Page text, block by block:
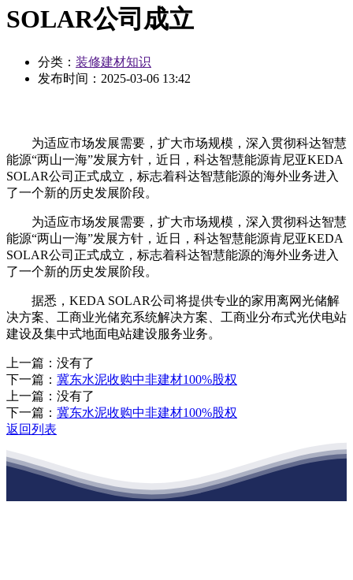
SOLAR公司成立
分类： 装修建材知识
发布时间： 2025-03-06 13:42
为适应市场发展需要，扩大市场规模，深入贯彻科达智慧
能源“两山一海”发展方针，近日，科达智慧能源肯尼亚KEDA
SOLAR公司正式成立，标志着科达智慧能源的海外业务进入
了一个新的历史发展阶段。
为适应市场发展需要，扩大市场规模，深入贯彻科达智慧
能源“两山一海”发展方针，近日，科达智慧能源肯尼亚KEDA
SOLAR公司正式成立，标志着科达智慧能源的海外业务进入
了一个新的历史发展阶段。
据悉，KEDA SOLAR公司将提供专业的家用离网光储解
决方案、工商业光储充系统解决方案、工商业分布式光伏电站
建设及集中式地面电站建设服务业务。
上一篇：没有了
下一篇： 冀东水泥收购中非建材100%股权
上一篇：没有了
下一篇： 冀东水泥收购中非建材100%股权
返回列表